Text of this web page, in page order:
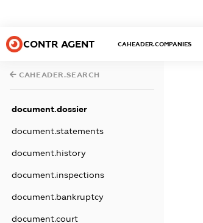
CONTR AGENT CAHEADER.COMPANIES
CAHEADER.SEARCH
document.dossier
document.statements
document.history
document.inspections
document.bankruptcy
document.court